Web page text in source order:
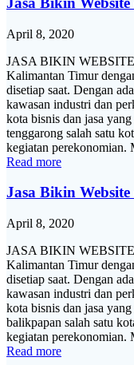
April 8, 2020
JASA BIKIN WEBSITE
Kalimantan Timur
disetiap saat. Dengan
kawasan industri dan
kota bisnis dan jasa
tenggarong salah satu
kegiatan
Read more
Jasa Bikin
April 8, 2020
JASA BIKIN WEBSITE
Kalimantan Timur
disetiap saat. Dengan
kawasan industri dan
kota bisnis dan jasa
balikpapan salah satu
kegiatan
Read more